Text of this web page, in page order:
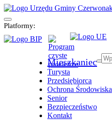
Platformy:
Mieszkaniec
Turysta
Przedsiębiorca
Ochrona Środowiska
Senior
Bezpieczeństwo
Kontakt